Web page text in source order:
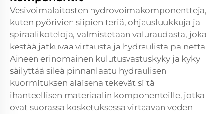
Vesivoimalaitosten hydrovoimakomponentteja,
kuten pyörivien siipien teriä, ohjausluukkuja ja
spiraalikoteloja, valmistetaan valuraudasta, joka
kestää jatkuvaa virtausta ja hydraulista painetta.
Aineen erinomainen kulutusvastuskyky ja kyky
säilyttää sileä pinnanlaatu hydraulisen
kuormituksen alaisena tekevät siitä
ihanteellisen materiaalin komponenteille, jotka
ovat suorassa kosketuksessa virtaavan veden